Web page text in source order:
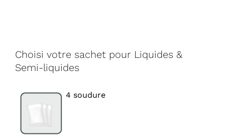
Choisi votre sachet pour Liquides &
Semi-liquides
4 soudure